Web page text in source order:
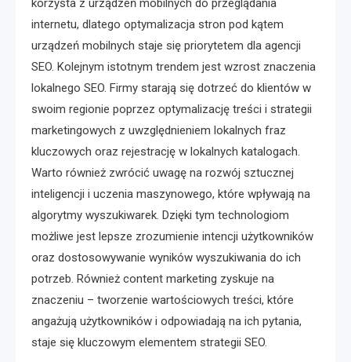
korzysta z urządzeń mobilnych do przeglądania
internetu, dlatego optymalizacja stron pod kątem
urządzeń mobilnych staje się priorytetem dla agencji
SEO. Kolejnym istotnym trendem jest wzrost znaczenia
lokalnego SEO. Firmy starają się dotrzeć do klientów w
swoim regionie poprzez optymalizację treści i strategii
marketingowych z uwzględnieniem lokalnych fraz
kluczowych oraz rejestrację w lokalnych katalogach.
Warto również zwrócić uwagę na rozwój sztucznej
inteligencji i uczenia maszynowego, które wpływają na
algorytmy wyszukiwarek. Dzięki tym technologiom
możliwe jest lepsze zrozumienie intencji użytkowników
oraz dostosowywanie wyników wyszukiwania do ich
potrzeb. Również content marketing zyskuje na
znaczeniu – tworzenie wartościowych treści, które
angażują użytkowników i odpowiadają na ich pytania,
staje się kluczowym elementem strategii SEO.